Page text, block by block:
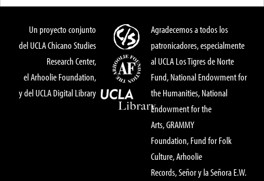
Un proyecto conjunto
del UCLA Chicano Studies
Research Center,
el Arhoolie Foundation,
y del UCLA Digital Library
Agradecemos a todos los
patronicadores, especialmente
al UCLA Los Tigres de Norte
Fund, National Endowment for
the Humanities, National
Endowment for the
Arts, GRAMMY
Foundation, Fund for Folk
Culture, Arhoolie
Records, Señor y la Señora E.W.